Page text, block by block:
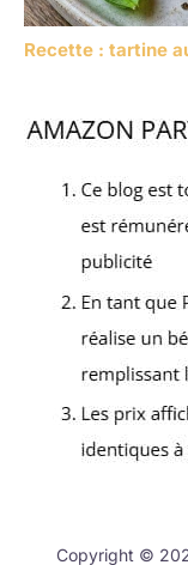
Recette : tartine
Copyright ©